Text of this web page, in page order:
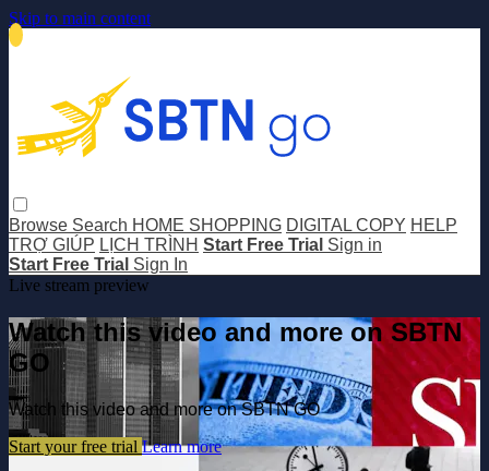
Skip to main content
Browse Search HOME SHOPPING DIGITAL COPY HELP
TRỢ GIÚP LỊCH TRÌNH Start Free Trial Sign in
Start Free Trial Sign In
Live stream preview
Watch this video and more on SBTN
GO
Watch this video and more on SBTN GO
Start your free trial Learn more